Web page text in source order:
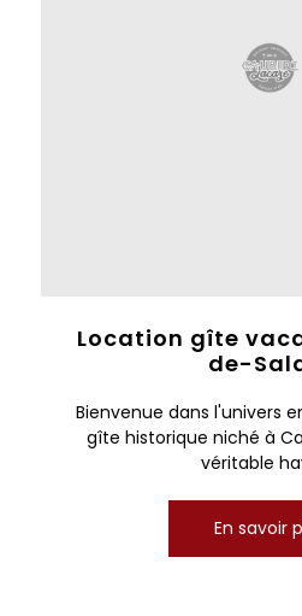
Location gîte
de-
Bienvenue dans l'univers
gîte historique niché à
véritable
En savoir